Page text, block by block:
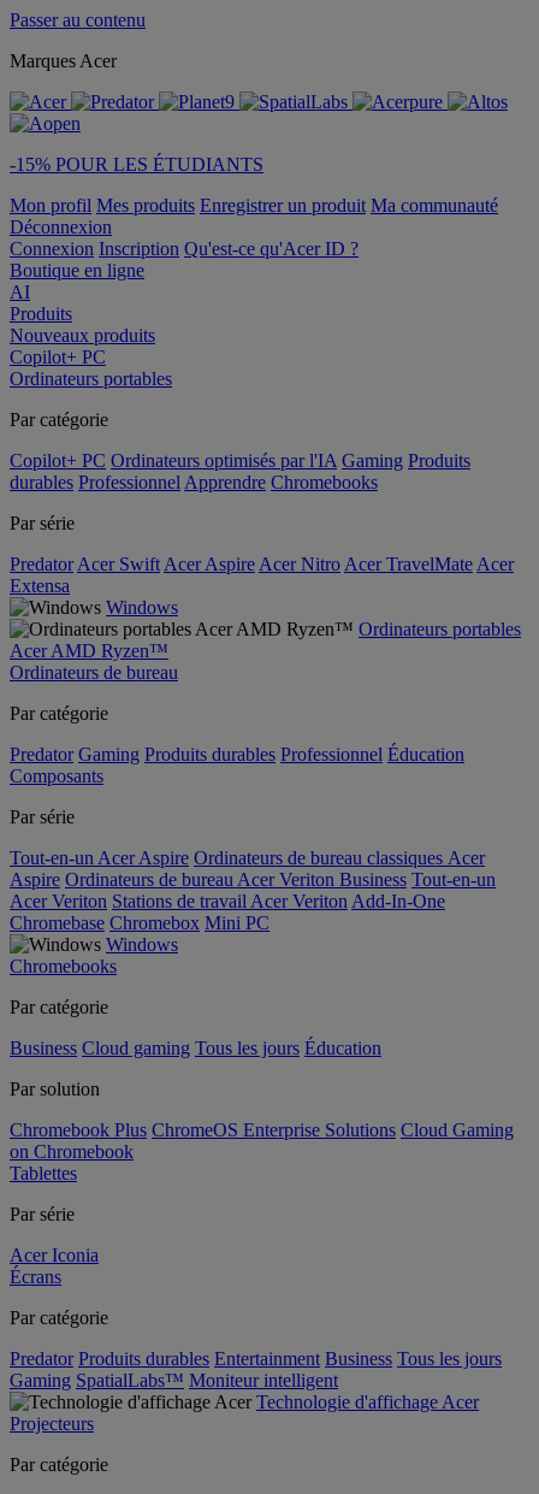
Passer au contenu
Marques Acer
-15% POUR LES ÉTUDIANTS
Mon profil Mes produits Enregistrer un produit Ma communauté
Déconnexion
Connexion Inscription Qu'est-ce qu'Acer ID ?
Boutique en ligne
AI
Produits
Nouveaux produits
Copilot+ PC
Ordinateurs portables
Par catégorie
Copilot+ PC Ordinateurs optimisés par l'IA Gaming Produits
durables Professionnel Apprendre Chromebooks
Par série
Predator Acer Swift Acer Aspire Acer Nitro Acer TravelMate Acer
Extensa
Windows
Ordinateurs portables
Acer AMD Ryzen™
Ordinateurs de bureau
Par catégorie
Predator Gaming Produits durables Professionnel Éducation
Composants
Par série
Tout-en-un Acer Aspire Ordinateurs de bureau classiques Acer
Aspire Ordinateurs de bureau Acer Veriton Business Tout-en-un
Acer Veriton Stations de travail Acer Veriton Add-In-One
Chromebase Chromebox Mini PC
Windows
Chromebooks
Par catégorie
Business Cloud gaming Tous les jours Éducation
Par solution
Chromebook Plus ChromeOS Enterprise Solutions Cloud Gaming
on Chromebook
Tablettes
Par série
Acer Iconia
Écrans
Par catégorie
Predator Produits durables Entertainment Business Tous les jours
Gaming SpatialLabs™ Moniteur intelligent
Technologie d'affichage Acer
Projecteurs
Par catégorie